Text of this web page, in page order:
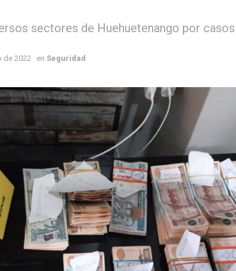
sectores de Huehuetenango por
de 2022 en Seguridad